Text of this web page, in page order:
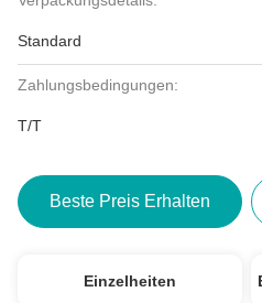
Standard
Zahlungsbedingungen:
T/T
Beste Preis Erhalten
Einzelheiten